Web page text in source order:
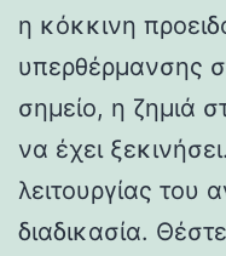
η κόκκινη
υπερθέρμανσης
σημείο, η ζημιά
να έχει
λειτουργίας του
διαδικασία.